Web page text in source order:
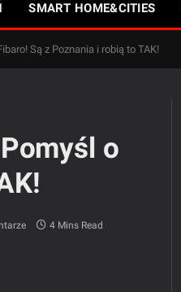
SMART HOME&CITIES
Są z Poznania i robią to TAK!
o
4 Mins Read